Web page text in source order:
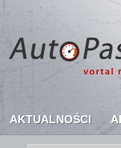
AKTUALNOŚCI